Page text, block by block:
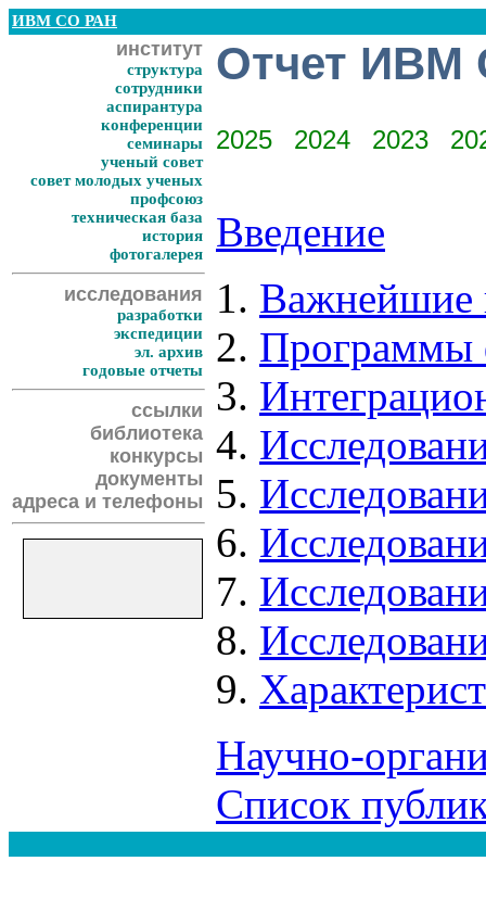
ИВМ СО РАН
институт
структура
сотрудники
аспирантура
конференции
семинары
ученый совет
совет молодых ученых
профсоюз
техническая база
история
фотогалерея
исследования
разработки
экспедиции
эл. архив
годовые отчеты
ссылки
библиотека
конкурсы
документы
адреса и телефоны
Отчет ИВМ
2025 2024 2023
Введение
Важнейшие
Программы
Научно-
Список